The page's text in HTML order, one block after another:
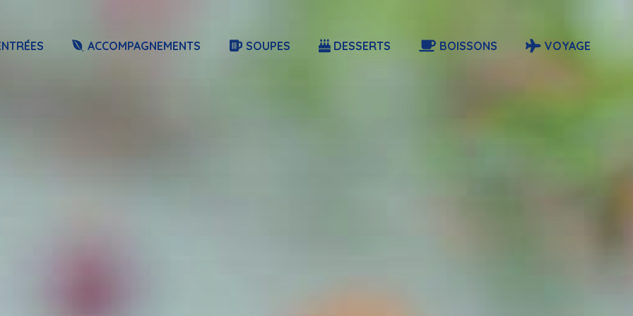
ACCOMPAGNEMENTS SOUPES DESSERTS BOISSONS VOYAGE